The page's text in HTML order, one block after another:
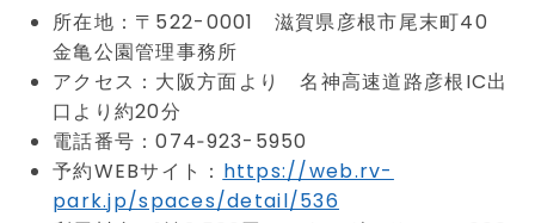
所在地：〒522-0001 滋賀県彦根市尾末町40
金亀公園管理事務所
アクセス：大阪方面より 名神高速道路彦根IC出
口より約20分
電話番号：074‐923-5950
予約WEBサイト： https://web.rv-
park.jp/spaces/detail/536